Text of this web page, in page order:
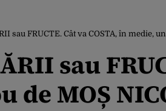
sau FRUCTE. Cât va COSTA, în medie,
sau
de MOȘ